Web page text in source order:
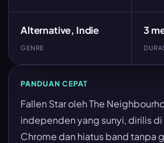
Alternative, Indie
GENRE
3
PANDUAN CEPAT
Fallen Star oleh The
independen yang sunyi, dirilis di
Chrome dan hiatus band tanpa